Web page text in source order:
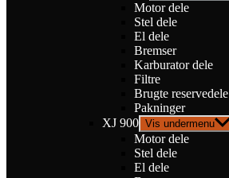
Motor dele
Stel dele
El dele
Bremser
Karburator dele
Filtre
Brugte reservedele
Pakninger
XJ 900 Vis undermenu
Motor dele
Stel dele
El dele